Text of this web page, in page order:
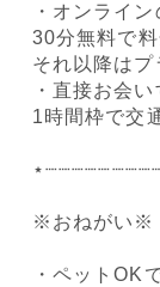
・オンライ
30分無料で
それ以降はプ
・直接お会
1時間枠で交
※おねがい※
・ペットOK